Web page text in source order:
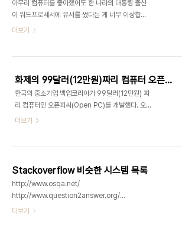
컴퓨터의 탄생으로 디지털 지식의 과금은 불가능해
진 걸 지도 모릅니다. 컴퓨터가 지식인의 친구가 아니
라 밥줄을 끊게 된 거죠. 도구가 사람을 행복하게만
아무리 컴퓨터를 좋아했어도 한 나라의 대통령 출신
이 워드프로세서에 유서를 썼다는 게 너무 이상합니
다. 게다가 노 전대통령은 기록문화를 중요시한 사람
로소프트 등의 미국 아이티 회사는 NSA같은 미국
정부와 긴밀히 협력하고 있고요. 윈도우 보안이 완벽
한 것도 아니니까 제 삼자가 침입할 수도 있고요. 공
유기, 하드디스크 펌웨어 등도 독점소스였을테고요.
경찰 포렌식 수사 결과는 컴퓨터에 이상이 없다고 나
경찰은 믿을 수도 없고요. 어쩌면 포렌식에도 표시가
터리 그레이드라고..
더보기
화제의 99달러(12만원)짜리 컴퓨터 오픈피씨(Open PC) 자세한 사용기
한국의 중소기업 백업코리아가 99달러(12만원) 짜
리 컴퓨터인 오픈피씨(Open PC)를 개발했다. 오픈
피씨(Open PC)는 인텔 기반의 피씨 체제가 스마트
판 라스베리파이라고도 할 만하다. 자유오픈소스에
관심이 많던 나로서도 매우 반갑다. 설레는 맘으로,
상암동 누리꿈스퀘어에 있는 정보통신산업진흥원 센
터에 입주한 데모룸에서 열린 시연 행사에 참여했다.
외형 우선 오픈피씨(Open PC)의 모습을 보자. 크
더보기
Stackoverflow 비슷한 시스템 목록
http://www.osqa.net/
http://www.question2answer.org/
http://askbot.org/en/questions/
더보기